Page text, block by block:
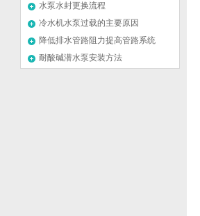
水泵水封更换流程
冷水机水泵过载的主要原因
降低排水管路阻力提高管路系统
效率
耐酸碱潜水泵安装方法